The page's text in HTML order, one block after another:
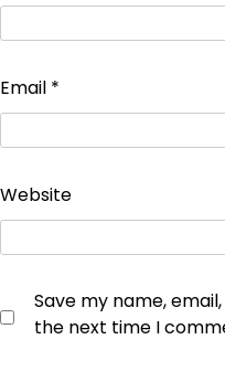
Email *
Website
Save my name,
the next time I